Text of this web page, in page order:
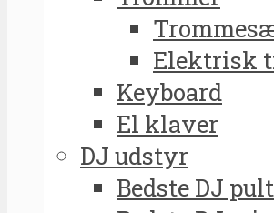
Elektrisk
Keyboard
El klaver
DJ udstyr
Bedste DJ pult